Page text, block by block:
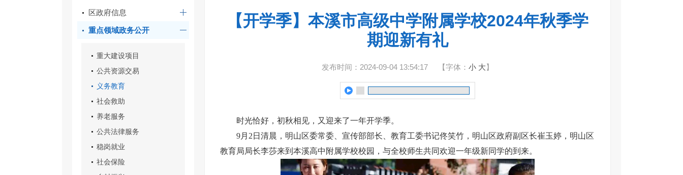
区政府信息
重点领域政务公开
重大建设项目
公共资源交易
义务教育
社会救助
养老服务
公共法律服务
稳岗就业
社会保险
【开学季】本溪市高级中学附属学校2024年秋季学
期迎新有礼
发布时间：2024-09-04 13:54:17 【字体： 小 大】
时光恰好，初秋相见，又迎来了一年开学季。
9月2日清晨，明山区委常委、宣传部部长、教育工委书记佟笑竹，明山区政府副区长崔玉婷，明山区
教育局局长李莎来到本溪高中附属学校校园，与全校师生共同欢迎一年级新同学的到来。